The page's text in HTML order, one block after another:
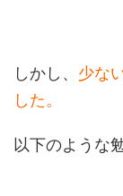
しかし、 少な
した。
以下のような